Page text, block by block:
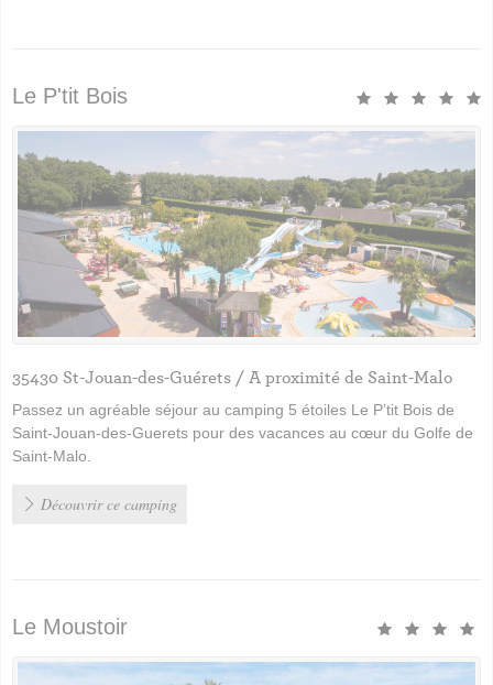
Le P'tit Bois
35430 St-Jouan-des-Guérets / A proximité de Saint-Malo
Passez un agréable séjour au camping 5 étoiles Le P’tit Bois de
Saint-Jouan-des-Guerets pour des vacances au cœur du Golfe de
Saint-Malo.
Découvrir ce camping
Le Moustoir